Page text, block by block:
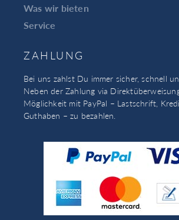
Was wir bieten
Service
ZAHLUNG
Bei uns zahlst Du immer sicher, schnell
Neben der Zahlung via
Möglichkeit mit PayPal – Lastschrift,
Guthaben – zu bezahlen.